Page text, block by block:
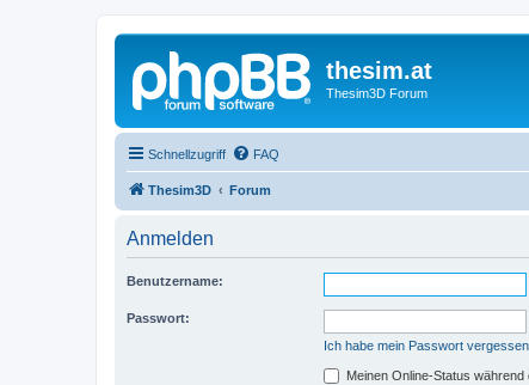
thesim.at
Thesim3D Forum
Schnellzugriff FAQ
Thesim3D Forum
Anmelden
Benutzername:
Passwort:
Ich habe mein Passwort vergessen
Meinen Online-Status